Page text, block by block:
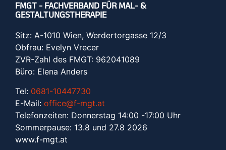
FMGT - FACHVERBAND FÜR MAL- &
GESTALTUNGSTHERAPIE
Sitz: A-1010 Wien, Werdertorgasse 12/3
Obfrau: Evelyn Vrecer
ZVR-Zahl des FMGT: 962041089
Büro: Elena Anders
Tel: 0681-10447730
E-Mail: office@f-mgt.at
Telefonzeiten: Donnerstag 14:00 -17:00 Uhr
Sommerpause: 13.8 und 27.8 2026
www.f-mgt.at